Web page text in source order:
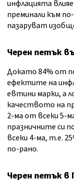
инфлацията
преминали към
пазаруват
Черен петък
Докато 84% от
ефектите на
евтини марки, а
качеството на
2-ма от всеки 5-
празничните си
всеки 4-ма, т.е.
по-рано.
Черен петък в